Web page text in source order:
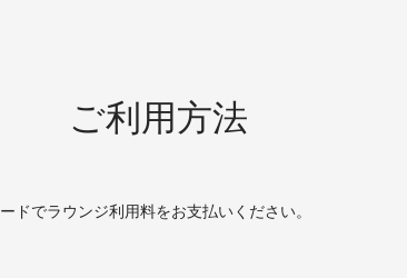
ご利用方法
ドでラウンジ利用料をお支払いください。